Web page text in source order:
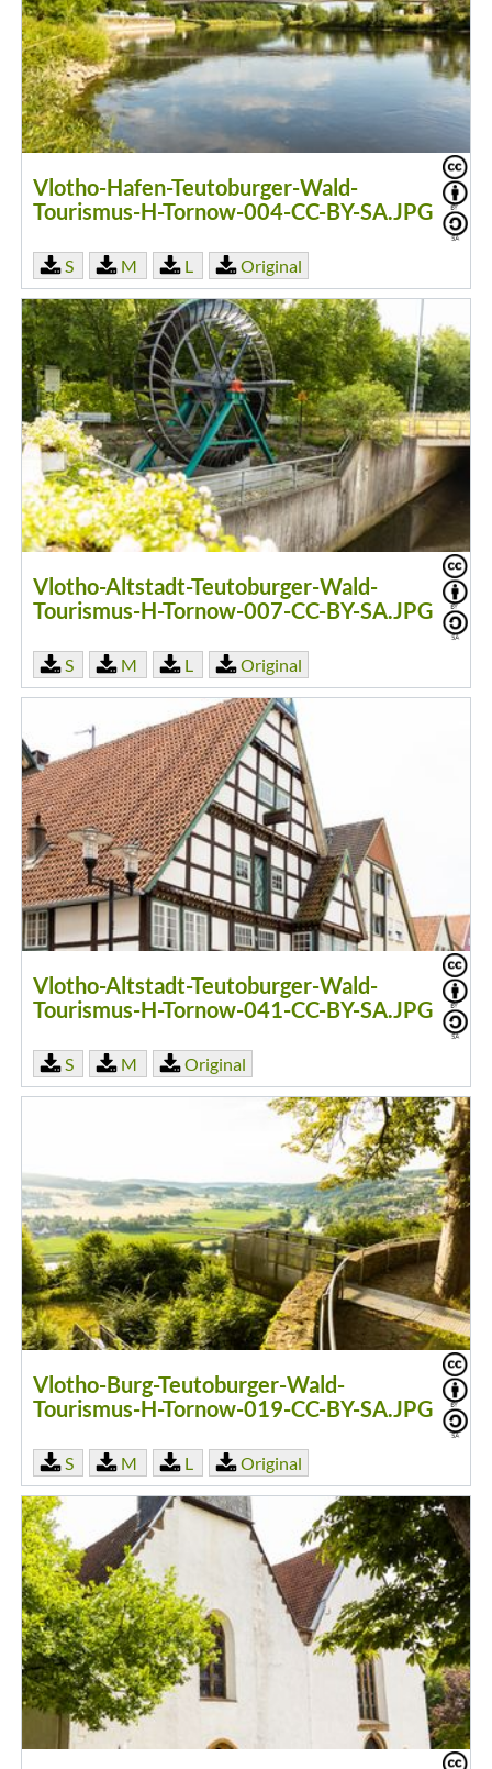
Vlotho-Hafen-Teutoburger-Wald-
Tourismus-H-Tornow-004-CC-BY-SA.JPG
S M L Original
Vlotho-Altstadt-Teutoburger-Wald-
Tourismus-H-Tornow-007-CC-BY-SA.JPG
S M L Original
Vlotho-Altstadt-Teutoburger-Wald-
Tourismus-H-Tornow-041-CC-BY-SA.JPG
S M Original
Vlotho-Burg-Teutoburger-Wald-
Tourismus-H-Tornow-019-CC-BY-SA.JPG
S M L Original